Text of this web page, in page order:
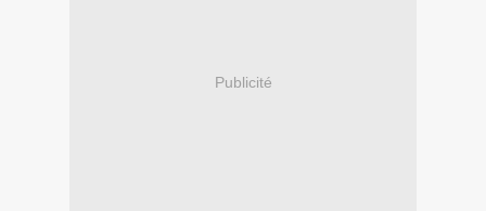
Publicité